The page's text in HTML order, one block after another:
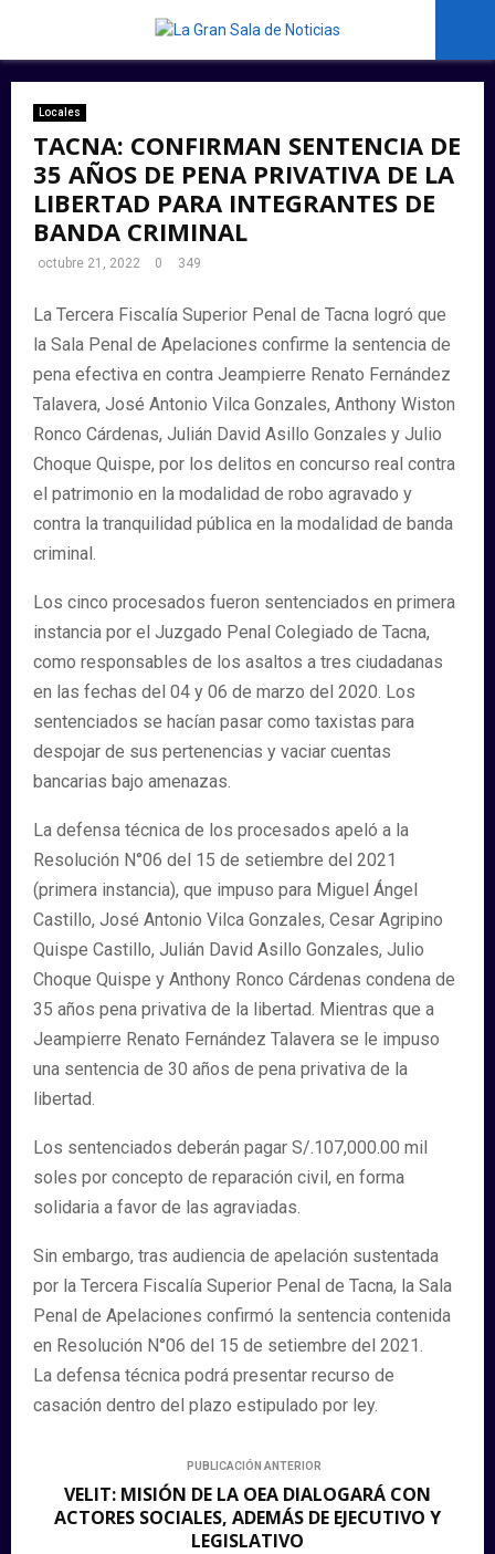
PRIMARY
MENU
Locales
TACNA: CONFIRMAN SENTENCIA DE
35 AÑOS DE PENA PRIVATIVA DE LA
LIBERTAD PARA INTEGRANTES DE
BANDA CRIMINAL
octubre 21, 2022 0 349
La Tercera Fiscalía Superior Penal de Tacna logró que
la Sala Penal de Apelaciones confirme la sentencia de
pena efectiva en contra Jeampierre Renato Fernández
Talavera, José Antonio Vilca Gonzales, Anthony Wiston
Ronco Cárdenas, Julián David Asillo Gonzales y Julio
Choque Quispe, por los delitos en concurso real contra
el patrimonio en la modalidad de robo agravado y
contra la tranquilidad pública en la modalidad de banda
criminal.
Los cinco procesados fueron sentenciados en primera
instancia por el Juzgado Penal Colegiado de Tacna,
como responsables de los asaltos a tres ciudadanas
en las fechas del 04 y 06 de marzo del 2020. Los
sentenciados se hacían pasar como taxistas para
despojar de sus pertenencias y vaciar cuentas
bancarias bajo amenazas.
La defensa técnica de los procesados apeló a la
Resolución N°06 del 15 de setiembre del 2021
(primera instancia), que impuso para Miguel Ángel
Castillo, José Antonio Vilca Gonzales, Cesar Agripino
Quispe Castillo, Julián David Asillo Gonzales, Julio
Choque Quispe y Anthony Ronco Cárdenas condena de
35 años pena privativa de la libertad. Mientras que a
Jeampierre Renato Fernández Talavera se le impuso
una sentencia de 30 años de pena privativa de la
libertad.
Los sentenciados deberán pagar S/.107,000.00 mil
soles por concepto de reparación civil, en forma
solidaria a favor de las agraviadas.
Sin embargo, tras audiencia de apelación sustentada
por la Tercera Fiscalía Superior Penal de Tacna, la Sala
Penal de Apelaciones confirmó la sentencia contenida
en Resolución N°06 del 15 de setiembre del 2021.
La defensa técnica podrá presentar recurso de
casación dentro del plazo estipulado por ley.
PUBLICACIÓN ANTERIOR
VELIT: MISIÓN DE LA OEA DIALOGARÁ CON
ACTORES SOCIALES, ADEMÁS DE EJECUTIVO Y
LEGISLATIVO